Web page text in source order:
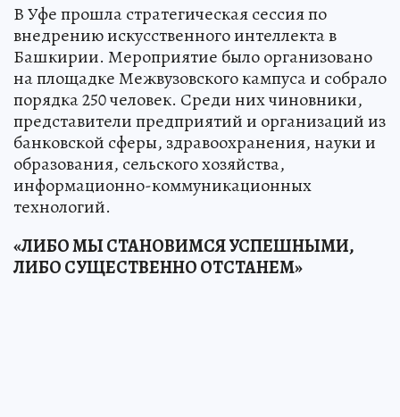
В Уфе прошла стратегическая сессия по
внедрению искусственного интеллекта в
Башкирии. Мероприятие было организовано
на площадке Межвузовского кампуса и собрало
порядка 250 человек. Среди них чиновники,
представители предприятий и организаций из
банковской сферы, здравоохранения, науки и
образования, сельского хозяйства,
информационно-коммуникационных
технологий.
«ЛИБО МЫ СТАНОВИМСЯ УСПЕШНЫМИ,
ЛИБО СУЩЕСТВЕННО ОТСТАНЕМ»